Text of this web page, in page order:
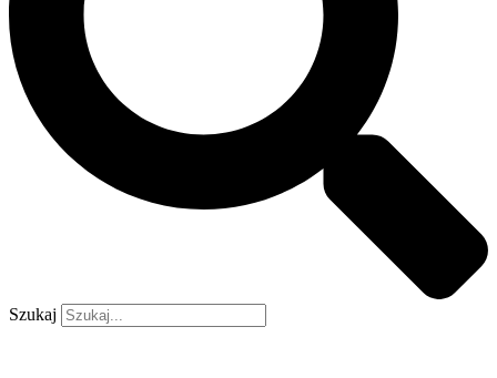
Szukaj